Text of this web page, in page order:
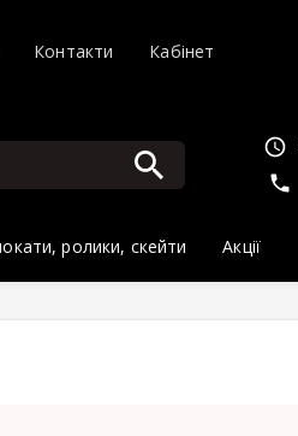
Контакти Кабінет
ролики, скейти Акції